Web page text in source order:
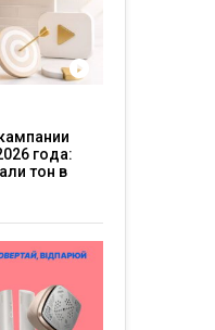
года:
тон в